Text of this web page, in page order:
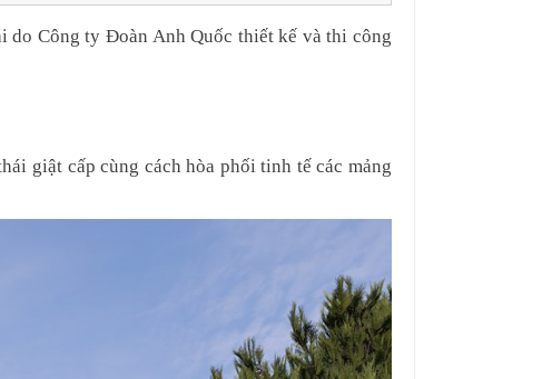
do Công ty Đoàn Anh Quốc thiết kế và thi công
giật cấp cùng cách hòa phối tinh tế các mảng